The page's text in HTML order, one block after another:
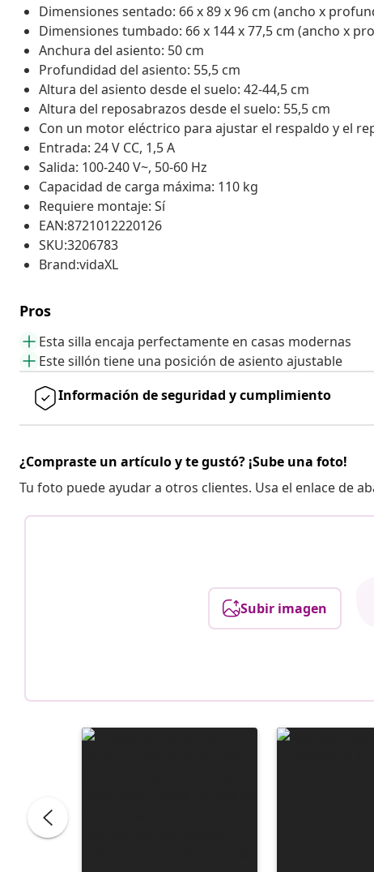
Dimensiones sentado: 66 x 89 x 96 cm (ancho x
Dimensiones tumbado: 66 x 144 x 77,5 cm (ancho x
Anchura del asiento: 50 cm
Profundidad del asiento: 55,5 cm
Altura del asiento desde el suelo: 42-44,5 cm
Altura del reposabrazos desde el suelo: 55,5 cm
Con un motor eléctrico para ajustar el respaldo y el
Entrada: 24 V CC, 1,5 A
Salida: 100-240 V~, 50-60 Hz
Capacidad de carga máxima: 110 kg
Requiere montaje: Sí
EAN:8721012220126
SKU:3206783
Brand:vidaXL
Pros
Esta silla encaja perfectamente en casas modernas
Este sillón tiene una posición de asiento ajustable
Información de seguridad y cumplimiento
¿Compraste un artículo y te gustó? ¡Sube una foto!
Tu foto puede ayudar a otros clientes. Usa el enlace de
Subir imagen